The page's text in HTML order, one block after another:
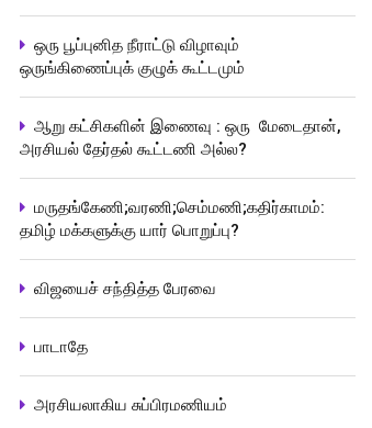
ஒரு பூப்புனித நீராட்டு விழாவும்
ஒருங்கிணைப்புக் குழுக் கூட்டமும்
ஆறு கட்சிகளின் இணைவு : ஒரு மேடைதான்,
அரசியல் தேர்தல் கூட்டணி அல்ல?
மருதங்கேணி;வரணி;செம்மணி;கதிர்காமம்:
தமிழ் மக்களுக்கு யார் பொறுப்பு?
விஜயைச் சந்தித்த பேரவை
பாடாதே
அரசியலாகிய சுப்பிரமணியம்